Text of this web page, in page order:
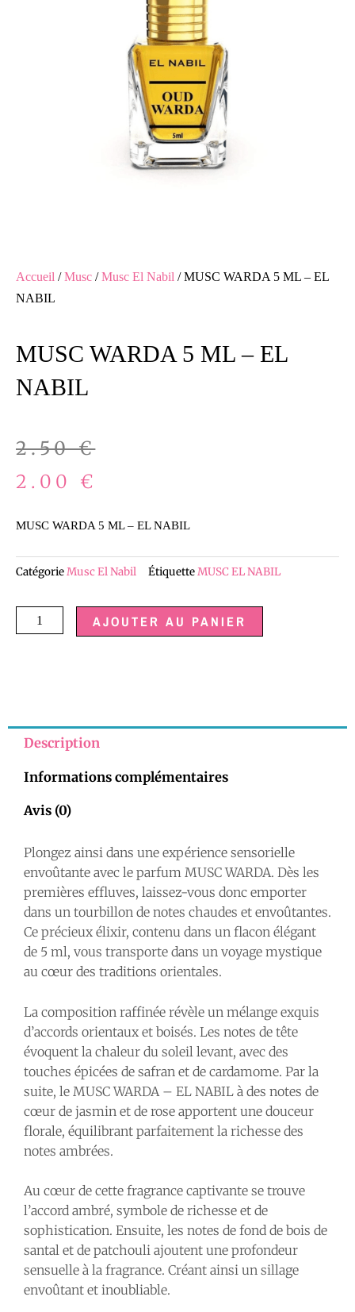
Accueil /Musc /Musc El Nabil / MUSC WARDA 5 ML – EL
NABIL
MUSC WARDA 5 ML – EL
NABIL
2.50€
Le
prix
2.50 €.
2.00 €
Le
prix
2.00 €.
MUSC WARDA 5 ML – EL NABIL
CatégorieMusc El Nabil ÉtiquetteMUSC EL NABIL
quantité
ML
EL
NABIL
AJOUTER AU PANIER
Description
Informations complémentaires
Avis (0)
Plongez ainsi dans une expérience sensorielle
envoûtante avec le parfum MUSC WARDA. Dès les
premières effluves, laissez-vous donc emporter
dans un tourbillon de notes chaudes et envoûtantes.
Ce précieux élixir, contenu dans un flacon élégant
de 5 ml, vous transporte dans un voyage mystique
au cœur des traditions orientales.
La composition raffinée révèle un mélange exquis
d’accords orientaux et boisés. Les notes de tête
évoquent la chaleur du soleil levant, avec des
touches épicées de safran et de cardamome. Par la
suite, le MUSC WARDA – EL NABIL à des notes de
cœur de jasmin et de rose apportent une douceur
florale, équilibrant parfaitement la richesse des
notes ambrées.
Au cœur de cette fragrance captivante se trouve
l’accord ambré, symbole de richesse et de
sophistication. Ensuite, les notes de fond de bois de
santal et de patchouli ajoutent une profondeur
sensuelle à la fragrance. Créant ainsi un sillage
envoûtant et inoubliable.